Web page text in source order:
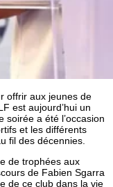
offrir aux jeunes de
est aujourd’hui un
a été l’occasion
et les différents
fil des décennies.
de trophées aux
de Fabien Sgarra
de ce club dans la vie